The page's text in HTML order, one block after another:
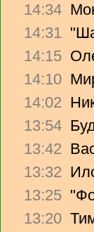
14:34
14:31
14:15
14:10
14:02
13:54
13:42
13:32
13:25
13:20